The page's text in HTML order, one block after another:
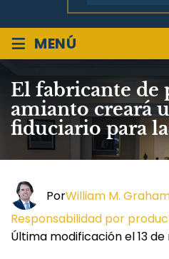
≡ MENÚ
El fabricante de
amianto creará
fiduciario para
PorWilliam M.
Responsabilidad por
Última modificación el 13